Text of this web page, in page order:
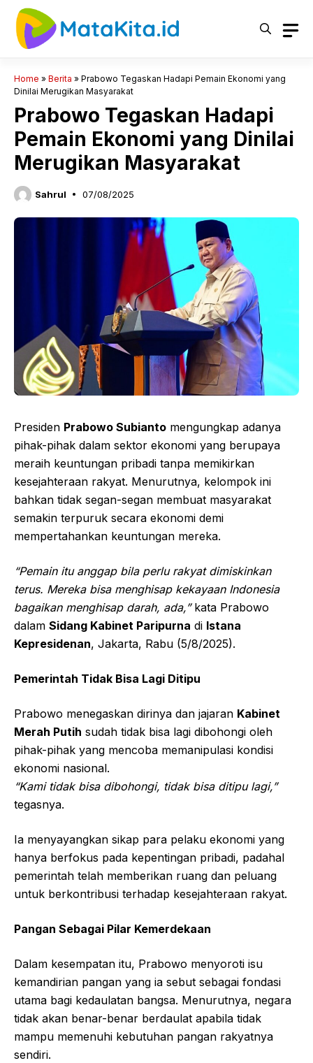
Langsung
Home » Berita » Prabowo Tegaskan Hadapi Pemain Ekonomi yang
Dinilai Merugikan Masyarakat
Prabowo Tegaskan Hadapi
Pemain Ekonomi yang Dinilai
Merugikan Masyarakat
Sahrul 07/08/2025
Presiden Prabowo Subianto mengungkap adanya
pihak-pihak dalam sektor ekonomi yang berupaya
meraih keuntungan pribadi tanpa memikirkan
kesejahteraan rakyat. Menurutnya, kelompok ini
bahkan tidak segan-segan membuat masyarakat
semakin terpuruk secara ekonomi demi
mempertahankan keuntungan mereka.
“Pemain itu anggap bila perlu rakyat dimiskinkan
terus. Mereka bisa menghisap kekayaan Indonesia
bagaikan menghisap darah, ada,”kata Prabowo
dalam Sidang Kabinet Paripurna di Istana
Kepresidenan, Jakarta, Rabu (5/8/2025).
Pemerintah Tidak Bisa Lagi Ditipu
Prabowo menegaskan dirinya dan jajaran Kabinet
Merah Putih sudah tidak bisa lagi dibohongi oleh
pihak-pihak yang mencoba memanipulasi kondisi
ekonomi nasional.
“Kami tidak bisa dibohongi, tidak bisa ditipu lagi,”
tegasnya.
Ia menyayangkan sikap para pelaku ekonomi yang
hanya berfokus pada kepentingan pribadi, padahal
pemerintah telah memberikan ruang dan peluang
untuk berkontribusi terhadap kesejahteraan rakyat.
Pangan Sebagai Pilar Kemerdekaan
Dalam kesempatan itu, Prabowo menyoroti isu
kemandirian pangan yang ia sebut sebagai fondasi
utama bagi kedaulatan bangsa. Menurutnya, negara
tidak akan benar-benar berdaulat apabila tidak
mampu memenuhi kebutuhan pangan rakyatnya
sendiri.